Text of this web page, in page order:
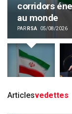
PAR
Articlesvedettes